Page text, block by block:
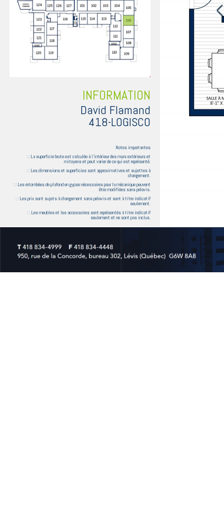
INFORMATION
David Flamand
418-LOGISCO
Notes importantes
: : La superficie brute est calculée à l'intérieur des murs extérieurs et
mitoyens et peut varier de ce qui est représenté.
: : Les dimensions et superficies sont approximatives et sujettes à
changement.
: : Les retombées de plafond en gypse nécessaires pour la mécanique peuvent
être modifiées sans préavis.
: : Les prix sont sujets à changement sans préavis et sont à titre indicatif
seulement.
: : Les meubles et les accessoires sont représentés à titre indicatif
seulement et ne sont pas inclus.